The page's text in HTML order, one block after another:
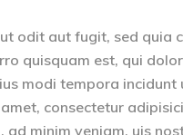
odit aut fugit, sed quia
quisquam est, qui
modi tempora
consectetur
minim veniam, uis